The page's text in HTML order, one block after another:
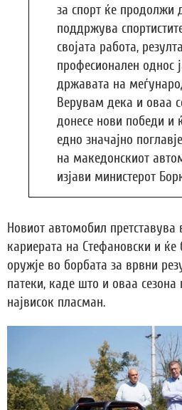
за спорт ќе продолжи
поддржува
својата работа,
професионален однос
државата на
Верувам дека и оваа
донесе нови победи и
едно значајно
на македонскиот
изјави министерот
Новиот автомобил
кариерата на Стефановски и ќе
оружје во борбата за врвни
патеки, каде што и оваа
највисок пласман.